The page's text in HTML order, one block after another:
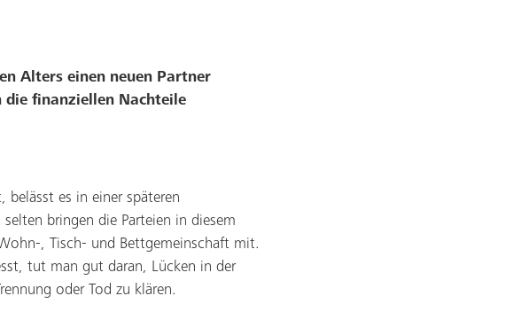
Alters einen neuen Partner
die finanziellen Nachteile
belässt es in einer späteren
bringen die Parteien in diesem
, Tisch- und Bettgemeinschaft mit.
tut man gut daran, Lücken in der
oder Tod zu klären.